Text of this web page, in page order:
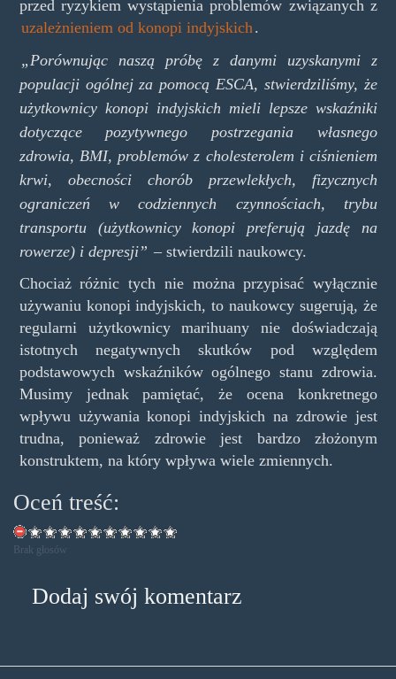
przed ryzykiem wystąpienia problemów związanych z
uzależnieniem od konopi indyjskich.
„Porównując naszą próbę z danymi uzyskanymi z
populacji ogólnej za pomocą ESCA, stwierdziliśmy, że
użytkownicy konopi indyjskich mieli lepsze wskaźniki
dotyczące pozytywnego postrzegania własnego
zdrowia, BMI, problemów z cholesterolem i ciśnieniem
krwi, obecności chorób przewlekłych, fizycznych
ograniczeń w codziennych czynnościach, trybu
transportu (użytkownicy konopi preferują jazdę na
rowerze) i depresji” – stwierdzili naukowcy.
Chociaż różnic tych nie można przypisać wyłącznie
używaniu konopi indyjskich, to naukowcy sugerują, że
regularni użytkownicy marihuany nie doświadczają
istotnych negatywnych skutków pod względem
podstawowych wskaźników ogólnego stanu zdrowia.
Musimy jednak pamiętać, że ocena konkretnego
wpływu używania konopi indyjskich na zdrowie jest
trudna, ponieważ zdrowie jest bardzo złożonym
konstruktem, na który wpływa wiele zmiennych.
Oceń treść:
Brak głosów
Dodaj swój komentarz